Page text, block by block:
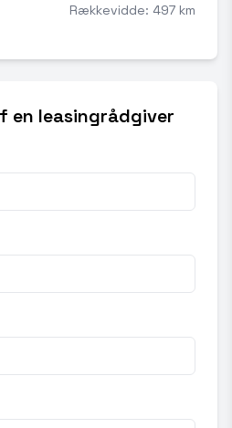
Rækkevidde: 497 km
en leasingrådgiver